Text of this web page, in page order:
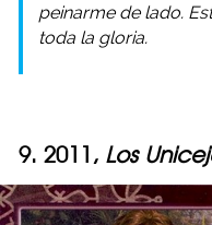
peinarme de lado.
toda la gloria.
9. 2011, Los